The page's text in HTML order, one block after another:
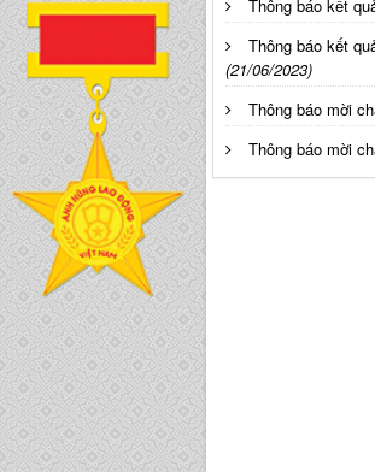
Thông báo kết
Thông báo kết
(21/06/2023)
Thông báo mời
Thông báo mời